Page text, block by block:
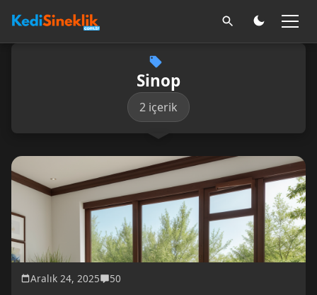
Sinop
2 içerik
Aralık 24, 2025 50